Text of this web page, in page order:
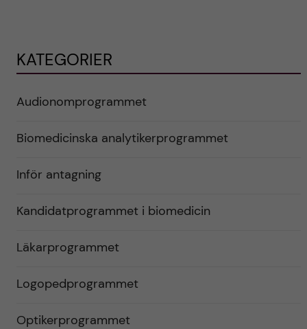
KATEGORIER
Audionomprogrammet
Biomedicinska analytikerprogrammet
Inför antagning
Kandidatprogrammet i biomedicin
Läkarprogrammet
Logopedprogrammet
Optikerprogrammet